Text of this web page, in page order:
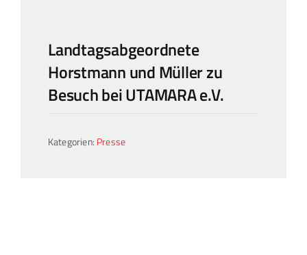
Landtagsabgeordnete
Horstmann und Müller zu
Besuch bei UTAMARA e.V.
Kategorien: Presse